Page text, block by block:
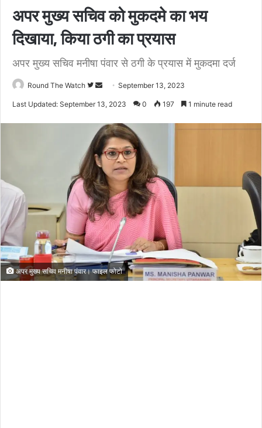
अपर मुख्य सचिव को मुकदमे का भय
दिखाया, किया ठगी का प्रयास
अपर मुख्य सचिव मनीषा पंवार से ठगी के प्रयास में मुकदमा दर्ज
Round The Watch
Follow
SendSeptember 13, 2023
Last Updated: September 13, 2023 0 197 1 minute read
अपर मुख्य सचिव मनीषा पंवार। फाइल फोटो